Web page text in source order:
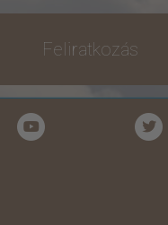
Feliratkozás